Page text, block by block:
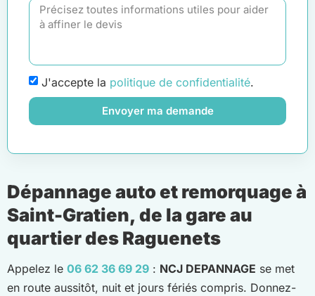
J'accepte la politique de confidentialité.
Envoyer ma demande
Dépannage auto et remorquage à
Saint-Gratien, de la gare au
quartier des Raguenets
Appelez le 06 62 36 69 29 : NCJ DEPANNAGE se met
en route aussitôt, nuit et jours fériés compris. Donnez-